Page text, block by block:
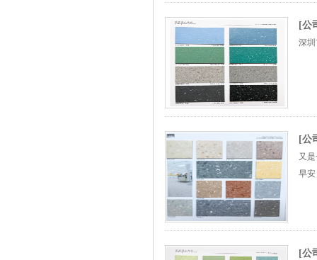
[公
深
[公
又
早安
[公